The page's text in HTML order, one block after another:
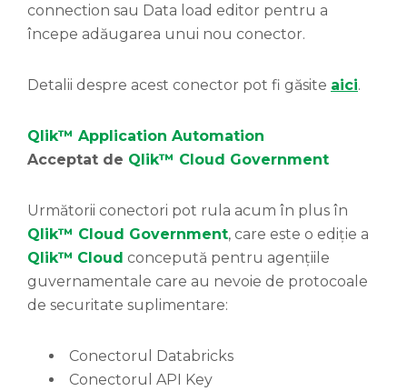
connection sau Data load editor pentru a
începe adăugarea unui nou conector.
Detalii despre acest conector pot fi găsite aici.
Qlik™ Application Automation
Acceptat de Qlik™ Cloud Government
Următorii conectori pot rula acum în plus în
Qlik™ Cloud Government, care este o ediție a
Qlik™ Cloud concepută pentru agențiile
guvernamentale care au nevoie de protocoale
de securitate suplimentare:
Conectorul Databricks
Conectorul API Key